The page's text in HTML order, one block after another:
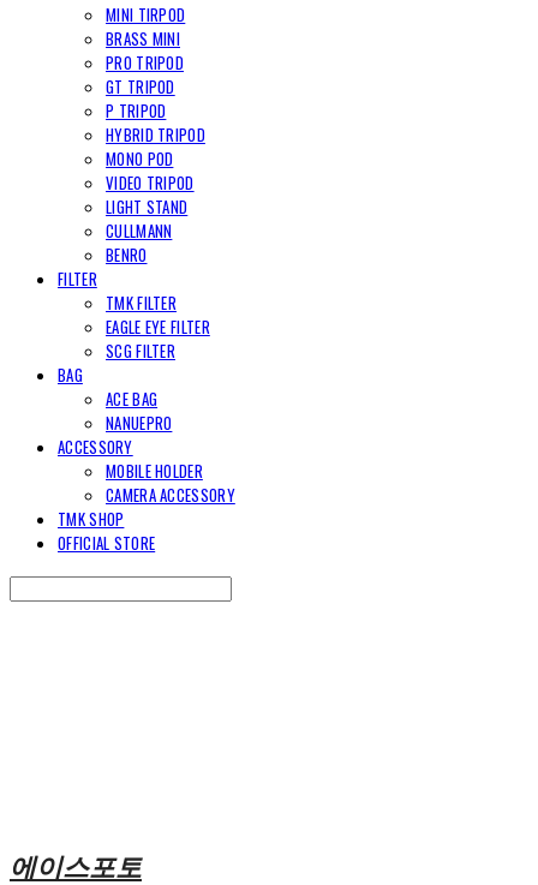
MINI TIRPOD
BRASS MINI
PRO TRIPOD
GT TRIPOD
P TRIPOD
HYBRID TRIPOD
MONO POD
VIDEO TRIPOD
LIGHT STAND
CULLMANN
BENRO
FILTER
TMK FILTER
EAGLE EYE FILTER
SCG FILTER
BAG
ACE BAG
NANUEPRO
ACCESSORY
MOBILE HOLDER
CAMERA ACCESSORY
TMK SHOP
OFFICIAL STORE
에이스포토